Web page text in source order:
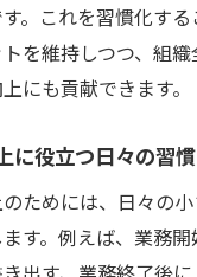
が現場マインドセッ
。これを習慣化す
を維持しつつ、組
にも貢献できます。
に役立つ日々の習
ためには、日々の
す。例えば、業務